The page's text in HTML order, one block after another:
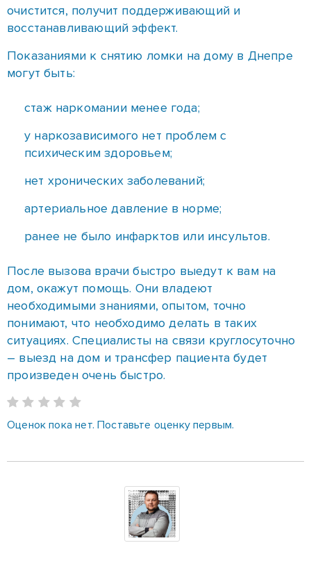
очистится, получит поддерживающий и
восстанавливающий эффект.
Показаниями к снятию ломки на дому в Днепре
могут быть:
стаж наркомании менее года;
у наркозависимого нет проблем с
психическим здоровьем;
нет хронических заболеваний;
артериальное давление в норме;
ранее не было инфарктов или инсультов.
После вызова врачи быстро выедут к вам на
дом, окажут помощь. Они владеют
необходимыми знаниями, опытом, точно
понимают, что необходимо делать в таких
ситуациях. Специалисты на связи круглосуточно
– выезд на дом и трансфер пациента будет
произведен очень быстро.
Оценок пока нет. Поставьте оценку первым.